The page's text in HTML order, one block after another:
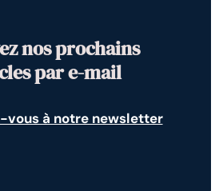
nos prochains
par e-mail
vous à notre newsletter